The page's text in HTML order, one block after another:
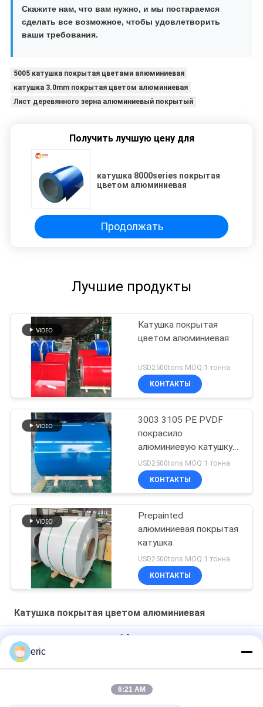
Скажите нам, что вам нужно, и мы постараемся
сделать все возможное, чтобы удовлетворить
ваши требования.
5005 катушка покрытая цветами алюминиевая
катушка 3.0mm покрытая цветом алюминиевая
Лист деревянного зерна алюминиевый покрытый
Получить лучшую цену для
катушка 8000series покрытая
цветом алюминиевая
Продолжать
Лучшие продукты
Катушка покрытая
цветом алюминиевая
USD2500tons MOQ:1 тонна
КОНТАКТЫ
3003 3105 PE PVDF
покрасило
алюминиевую катушку
ASTM покрытое
цветом B209
USD2500tons MOQ:1 тонна
КОНТАКТЫ
Prepainted
алюминиевая покрытая
катушка
USD2500tons MOQ:1 тонна
КОНТАКТЫ
Катушка покрытая цветом алюминиевая
катушка зерна древесины 6.0mm алюминиевая
Алюминиевый сплав настилая крышу лист 3003 3105 3xxx
листа алюминиевый алюминиевый для крыши
PE PVDF листа ширины 0.3mm 10mm толстое Pre
eric
6:21 AM